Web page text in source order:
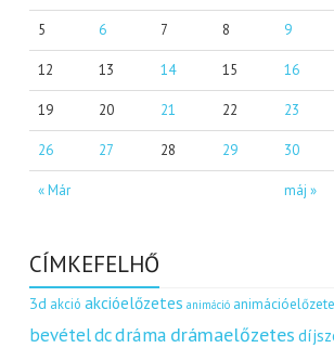
« Már máj »
5 6 7 8 9
12 13 14 15 16
19 20 21 22 23
26 27 28 29 30
CÍMKEFELHŐ
3d akció akcióelőzetes animáció
bevételdcdráma drámaelőzetes